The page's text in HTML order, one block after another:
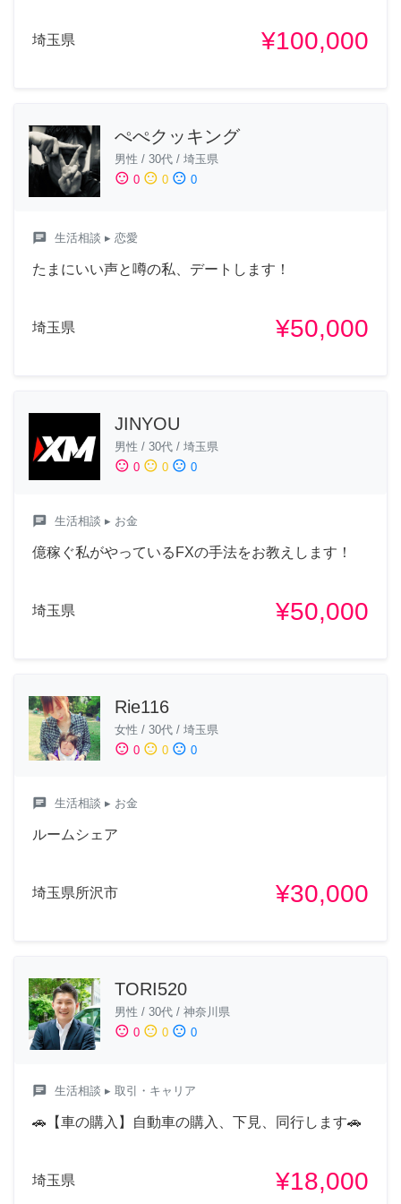
埼玉県 ¥100,000
ぺぺクッキング
男性 / 30代 / 埼玉県
sentiment_satisfied 0 sentiment_neutral 0 sentiment_dissatisfied 0
chat 生活相談 ▸ 恋愛
たまにいい声と噂の私、デートします！
埼玉県 ¥50,000
JINYOU
男性 / 30代 / 埼玉県
sentiment_satisfied 0 sentiment_neutral 0 sentiment_dissatisfied 0
chat 生活相談 ▸ お金
億稼ぐ私がやっているFXの手法をお教えします！
埼玉県 ¥50,000
Rie116
女性 / 30代 / 埼玉県
sentiment_satisfied 0 sentiment_neutral 0 sentiment_dissatisfied 0
chat 生活相談 ▸ お金
ルームシェア
埼玉県所沢市 ¥30,000
TORI520
男性 / 30代 / 神奈川県
sentiment_satisfied 0 sentiment_neutral 0 sentiment_dissatisfied 0
chat 生活相談 ▸ 取引・キャリア
🚗【車の購入】自動車の購入、下見、同行します🚗
埼玉県 ¥18,000